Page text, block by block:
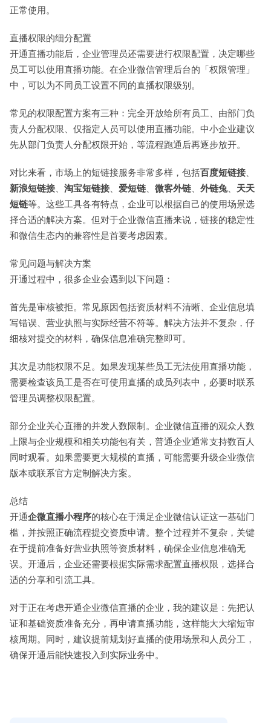
正常使用。
直播权限的细分配置
开通直播功能后，企业管理员还需要进行权限配置，决定哪些
员工可以使用直播功能。在企业微信管理后台的「权限管理」
中，可以为不同员工设置不同的直播权限级别。
常见的权限配置方案有三种：完全开放给所有员工、由部门负
责人分配权限、仅指定人员可以使用直播功能。中小企业建议
先从部门负责人分配权限开始，等流程跑通后再逐步放开。
对比来看，市场上的短链接服务非常多样，包括百度短链接、
新浪短链接、 淘宝短链接、 爱短链、 微客外链、 外链兔、 天天
短链等。这些工具各有特点，企业可以根据自己的使用场景选
择合适的解决方案。但对于企业微信直播来说，链接的稳定性
和微信生态内的兼容性是首要考虑因素。
常见问题与解决方案
开通过程中，很多企业会遇到以下问题：
首先是审核被拒。常见原因包括资质材料不清晰、企业信息填
写错误、营业执照与实际经营不符等。解决方法并不复杂，仔
细核对提交的材料，确保信息准确完整即可。
其次是功能权限不足。如果发现某些员工无法使用直播功能，
需要检查该员工是否在可使用直播的成员列表中，必要时联系
管理员调整权限配置。
部分企业关心直播的并发人数限制。企业微信直播的观众人数
上限与企业规模和相关功能包有关，普通企业通常支持数百人
同时观看。如果需要更大规模的直播，可能需要升级企业微信
版本或联系官方定制解决方案。
总结
开通企微直播小程序的核心在于满足企业微信认证这一基础门
槛，并按照正确流程提交资质申请。整个过程并不复杂，关键
在于提前准备好营业执照等资质材料，确保企业信息准确无
误。开通后，企业还需要根据实际需求配置直播权限，选择合
适的分享和引流工具。
对于正在考虑开通企业微信直播的企业，我的建议是：先把认
证和基础资质准备充分，再申请直播功能，这样能大大缩短审
核周期。同时，建议提前规划好直播的使用场景和人员分工，
确保开通后能快速投入到实际业务中。